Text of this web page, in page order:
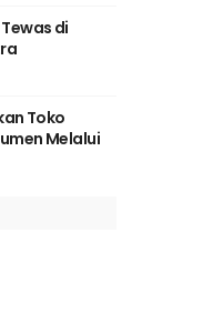
di
Toko
Melalui